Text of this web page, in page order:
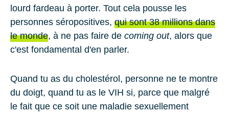
lourd fardeau à porter. Tout cela pousse les
personnes séropositives, qui sont 38 millions dans
le monde, à ne pas faire de coming out, alors que
c'est fondamental d'en parler.
Quand tu as du cholestérol, personne ne te montre
du doigt, quand tu as le VIH si, parce que malgré
le fait que ce soit une maladie sexuellement